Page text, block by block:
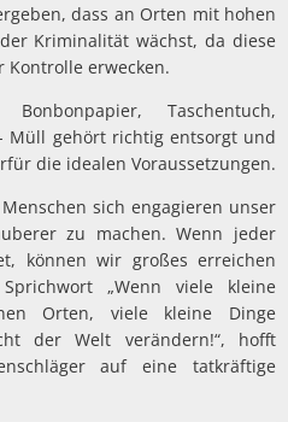
dass an Orten mit hohen
Kriminalität wächst, da diese
Kontrolle erwecken.
Taschentuch,
Müll gehört richtig entsorgt und
die idealen Voraussetzungen.
sich engagieren unser
zu machen. Wenn jeder
können wir großes erreichen
„Wenn viele kleine
Orten, viele kleine Dinge
der Welt verändern!“, hofft
auf eine tatkräftige